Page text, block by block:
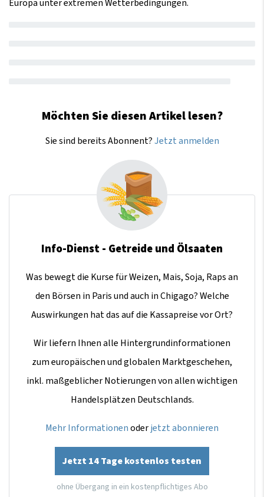
Europa unter extremen Wetterbedingungen.
Möchten Sie diesen Artikel lesen?
Sie sind bereits Abonnent?Jetzt anmelden
Info-Dienst - Getreide und Ölsaaten
Was bewegt die Kurse für Weizen, Mais, Soja, Raps an
den Börsen in Paris und auch in Chigago? Welche
Auswirkungen hat das auf die Kassapreise vor Ort?
Wir liefern Ihnen alle Hintergrundinformationen
zum europäischen und globalen Marktgeschehen,
inkl. maßgeblicher Notierungen von allen wichtigen
Handelsplätzen Deutschlands.
Mehr Informationenoderjetzt abonnieren
Jetzt 14 Tage kostenlos testen
ohne Übergang in ein kostenpflichtiges Abo